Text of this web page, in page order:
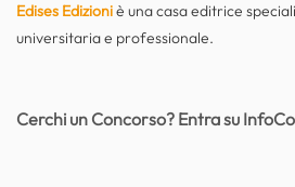
Edises Edizioniè una casa editrice
universitaria e professionale.
Cerchi un Concorso? Entra su